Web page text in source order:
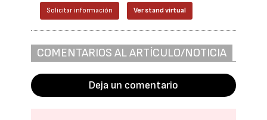
Solicitar información Ver stand virtual
COMENTARIOS AL ARTÍCULO/NOTICIA
Deja un comentario